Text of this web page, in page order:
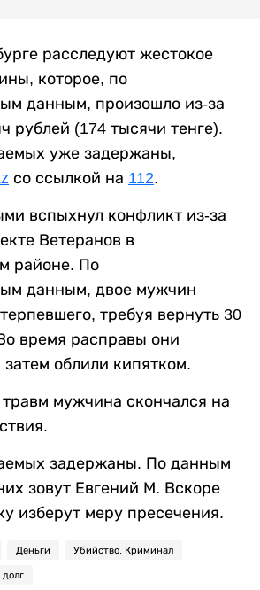
расследуют жестокое
которое, по
данным, произошло из-за
рублей (174 тысячи тенге).
уже задержаны,
со ссылкой на 112.
вспыхнул конфликт из-за
Ветеранов в
районе. По
данным, двое мужчин
требуя вернуть 30
время расправы они
затем облили кипятком.
мужчина скончался на
задержаны. По данным
зовут Евгений М. Вскоре
изберут меру пресечения.
Деньги Убийство. Криминал
долг